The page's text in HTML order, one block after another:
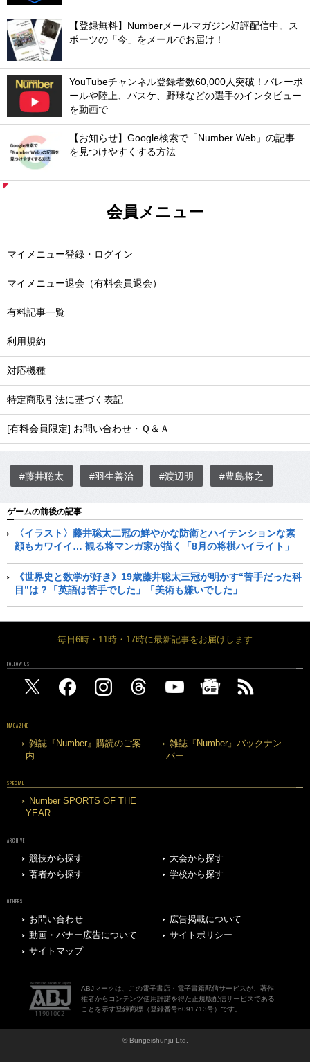
【登録無料】Numberメールマガジン好評配信中。ス
ポーツの「今」をメールでお届け！
YouTubeチャンネル登録者数60,000人突破！バレーボ
ールや陸上、バスケ、野球などの選手のインタビュー
を動画で
【お知らせ】Google検索で「Number Web」の記事
を見つけやすくする方法
会員メニュー
マイメニュー登録・ログイン
マイメニュー退会（有料会員退会）
有料記事一覧
利用規約
対応機種
特定商取引法に基づく表記
[有料会員限定] お問い合わせ・Ｑ＆Ａ
#藤井聡太 #羽生善治 #渡辺明 #豊島将之
ゲームの前後の記事
〈イラスト〉藤井聡太二冠の鮮やかな防衛とハイテンションな素
顔もカワイイ… 観る将マンガ家が描く「8月の将棋ハイライト」
《世界史と数学が好き》19歳藤井聡太三冠が明かす“苦手だった科
目”は？「英語は苦手でした」「美術も嫌いでした」
毎日6時・11時・17時に最新記事をお届けします
FOLLOW US
MAGAZINE
雑誌『Number』購読のご案
内
雑誌『Number』バックナン
バー
SPECIAL
Number SPORTS OF THE
YEAR
ARCHIVE
競技から探す
大会から探す
著者から探す
学校から探す
OTHERS
お問い合わせ
広告掲載について
動画・バナー広告について
サイトポリシー
サイトマップ
ABJマークは、この電子書店・電子書籍配信サービスが、著作
権者からコンテンツ使用許諾を得た正規版配信サービスである
ことを示す登録商標（登録番号6091713号）です。
© Bungeishunju Ltd.